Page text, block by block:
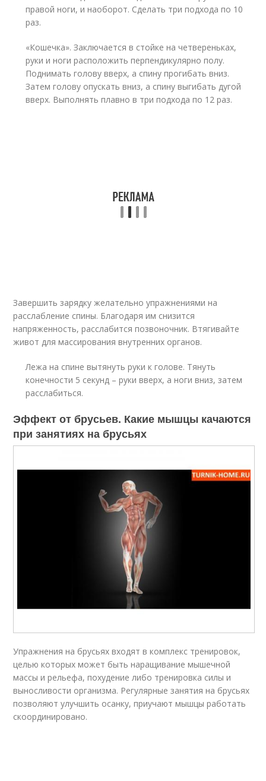
правой ноги, и наоборот. Сделать три подхода по 10
раз.
«Кошечка». Заключается в стойке на четвереньках,
руки и ноги расположить перпендикулярно полу.
Поднимать голову вверх, а спину прогибать вниз.
Затем голову опускать вниз, а спину выгибать дугой
вверх. Выполнять плавно в три подхода по 12 раз.
Завершить зарядку желательно упражнениями на
расслабление спины. Благодаря им снизится
напряженность, расслабится позвоночник. Втягивайте
живот для массирования внутренних органов.
Лежа на спине вытянуть руки к голове. Тянуть
конечности 5 секунд – руки вверх, а ноги вниз, затем
расслабиться.
Эффект от брусьев. Какие мышцы качаются
при занятиях на брусьях
Упражнения на брусьях входят в комплекс тренировок,
целью которых может быть наращивание мышечной
массы и рельефа, похудение либо тренировка силы и
выносливости организма. Регулярные занятия на брусьях
позволяют улучшить осанку, приучают мышцы работать
скоординировано.